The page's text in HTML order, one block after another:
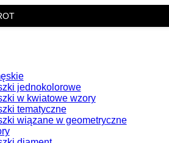
jednokolorowe
w kwiatowe wzory
tematyczne
wiązane w geometryczne